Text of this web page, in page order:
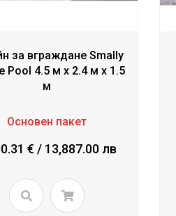
за вграждане Smally
Pool 4.5 м х 2.4 м х 1.5
м
Основен пакет
€ / 13,887.00 лв